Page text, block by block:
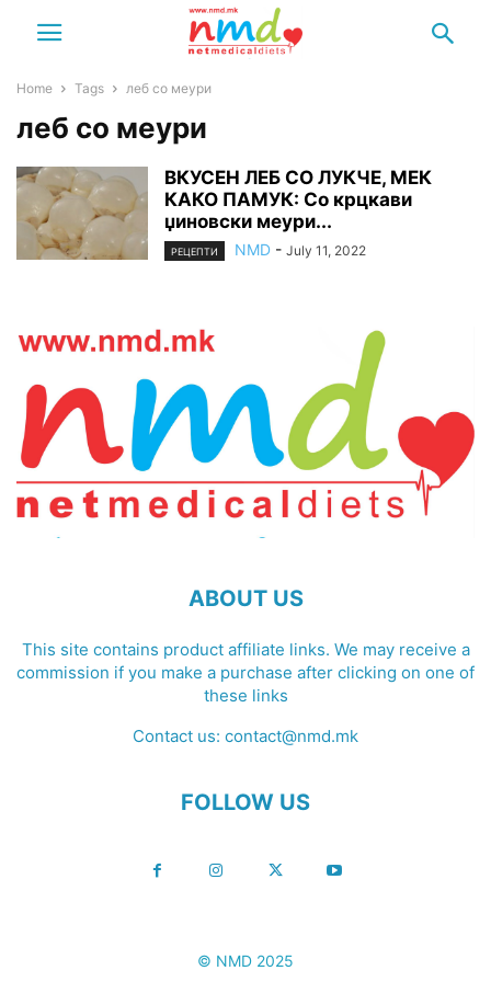
Home Tags леб со меури
леб со меури
ВКУСЕН ЛЕБ СО ЛУКЧЕ, МЕК
КАКО ПАМУК: Со крцкави
џиновски меури...
РЕЦЕПТИ NMD - July 11, 2022
ABOUT US
This site contains product affiliate links. We may receive a
commission if you make a purchase after clicking on one of
these links
Contact us: contact@nmd.mk
FOLLOW US
© NMD 2025